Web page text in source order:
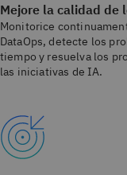
Mejore la calidad de
Monitorice
DataOps, detecte los
tiempo y resuelva los
las iniciativas de IA.